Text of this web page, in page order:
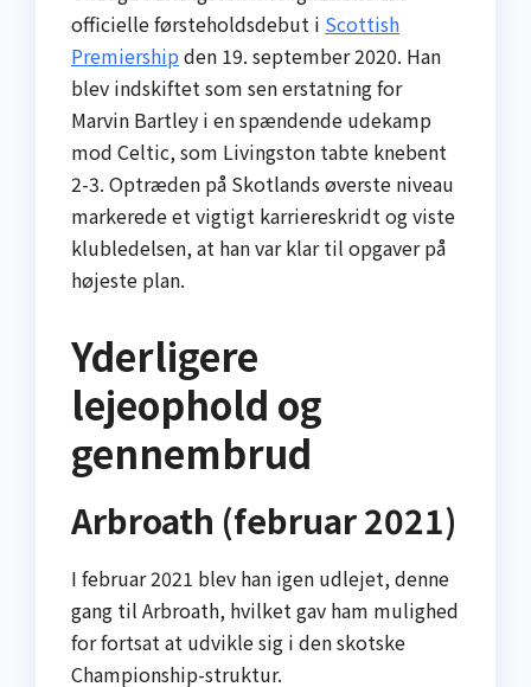
officielle førsteholdsdebut i Scottish
Premiershipden 19. september 2020. Han
blev indskiftet som sen erstatning for
Marvin Bartley i en spændende udekamp
mod Celtic, som Livingston tabte knebent
2-3. Optræden på Skotlands øverste niveau
markerede et vigtigt karriereskridt og viste
klubledelsen, at han var klar til opgaver på
højeste plan.
Yderligere
lejeophold og
gennembrud
Arbroath (februar 2021)
I februar 2021 blev han igen udlejet, denne
gang til Arbroath, hvilket gav ham mulighed
for fortsat at udvikle sig i den skotske
Championship-struktur.